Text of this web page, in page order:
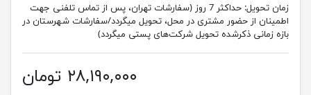
زمان تحویل:
حداکثر 7 روز (سفارشات تهران، پس از تماس تلفنی جهت
اطمینان از حضور مشتری در محل، تحویل میگردد/سفارشات شهرستان در
بازه زمانی ذکرشده تحویل شرکت‌های پستی میگردد)
۲۸,۱۹۰,۰۰۰ تومان